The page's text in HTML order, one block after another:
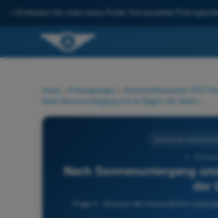
Entdecken Sie unser neues Portal: Ihre komplette
Home Prüfungsfragen Drohnenführerschein STS
Nach Sonnenuntergang
der
Frage 4 - Grenzen der menschlichen